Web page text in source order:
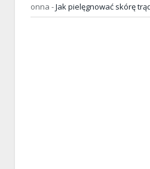
onna -Jak pielęgnować skórę